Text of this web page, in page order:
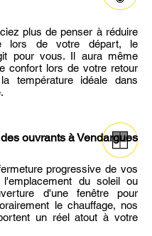
plus de penser à réduire
lors de votre départ, le
pour vous. Il aura même
confort lors de votre retour
température idéale dans
ouvrants à Vendargues
progressive de vos
du soleil ou
d'une fenêtre pour
le chauffage, nos
un réel atout à votre